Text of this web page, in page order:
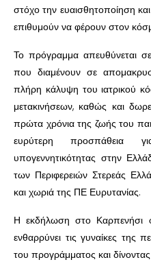
στόχο την ευαισθητοποίηση
επιθυμούν να φέρουν στον
Το πρόγραμμα απευθύνεται
που διαμένουν σε
πλήρη κάλυψη του ιατρικού
μετακινήσεων, καθώς και
πρώτα χρόνια της ζωής του
ευρύτερη προσπάθεια
υπογεννητικότητας στην
των Περιφερειών Στερεάς
και χωριά της ΠΕ Ευρυτανίας.
Η εκδήλωση στο Καρπενήσι
ενθαρρύνει τις γυναίκες της
του προγράμματος και